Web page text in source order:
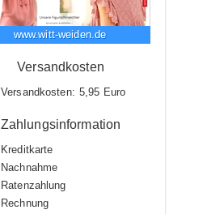
www.witt-weiden.de
Versandkosten
Versandkosten: 5,95 Euro
Zahlungsinformation
Kreditkarte
Nachnahme
Ratenzahlung
Rechnung